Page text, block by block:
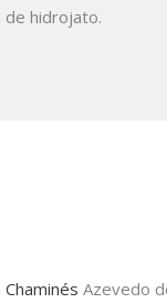
de hidrojato.
Chaminés Azevedo